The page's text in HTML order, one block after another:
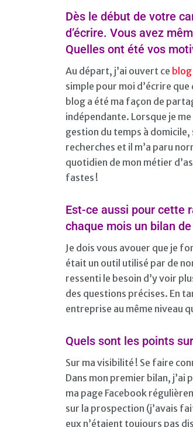
Dès le début de votre
d’écrire. Vous avez
Quelles ont été vos
Au départ, j’ai ouvert ce blog
simple pour moi d’écrire que
blog a été ma façon de
indépendante. Lorsque je
gestion du temps à
recherches et il m’a paru
quotidien de mon métier
fastes !
Est-ce aussi pour cette
chaque mois un bilan
Je dois vous avouer que je
était un outil utilisé par de
ressenti le besoin d’y voir
des questions précises. En
entreprise au même niveau
Quels sont les points
Sur ma visibilité ! Se faire
Dans mon premier bilan,
ma page Facebook
sur la prospection (j’avais
eux n’étaient toujours pas